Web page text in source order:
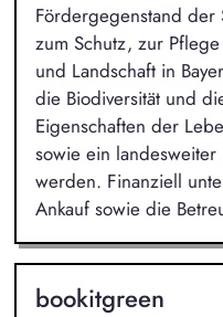
Fördergegenstand der
zum Schutz, zur
und Landschaft in
die Biodiversität und
Eigenschaften der
sowie ein
werden. Finanziell
Ankauf sowie die
bookitgreen